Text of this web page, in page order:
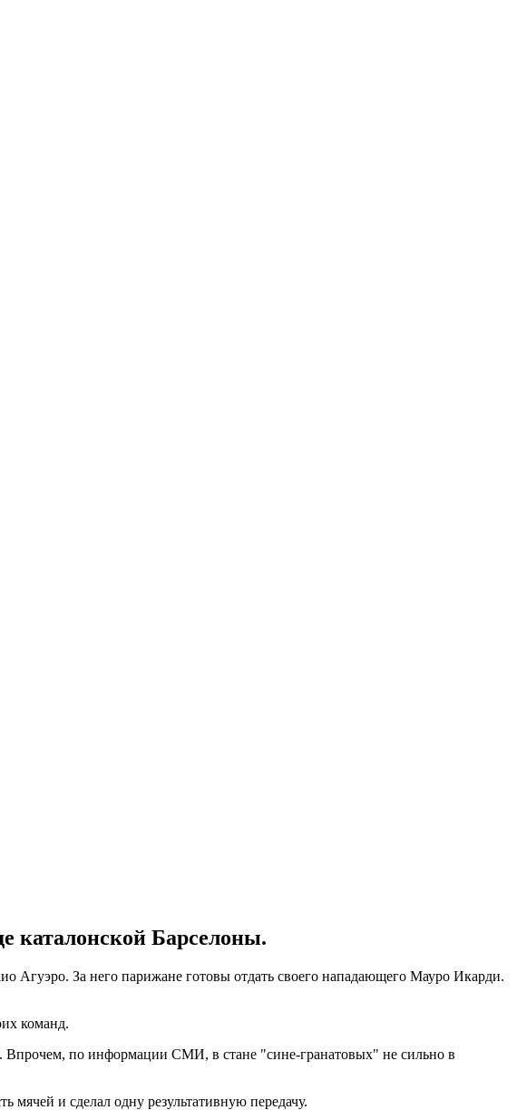
каталонской Барселоны.
Агуэро. За него парижане готовы отдать своего нападающего Мауро Икарди.
команд.
Впрочем, по информации СМИ, в стане "сине-гранатовых" не сильно в
и сделал одну результативную передачу.